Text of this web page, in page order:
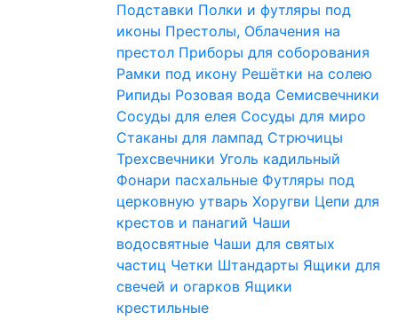
Подставки Полки и футляры под
иконы Престолы, Облачения на
престол Приборы для соборования
Рамки под икону Решётки на солею
Рипиды Розовая вода Семисвечники
Сосуды для елея Сосуды для миро
Стаканы для лампад Стрючицы
Трехсвечники Уголь кадильный
Фонари пасхальные Футляры под
церковную утварь Хоругви Цепи для
крестов и панагий Чаши
водосвятные Чаши для святых
частиц Четки Штандарты Ящики для
свечей и огарков Ящики
крестильные